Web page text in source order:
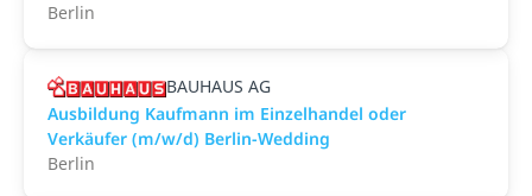
Berlin
BAUHAUS AG
Ausbildung Kaufmann im Einzelhandel oder
Verkäufer (m/w/d) Berlin-Wedding
Berlin